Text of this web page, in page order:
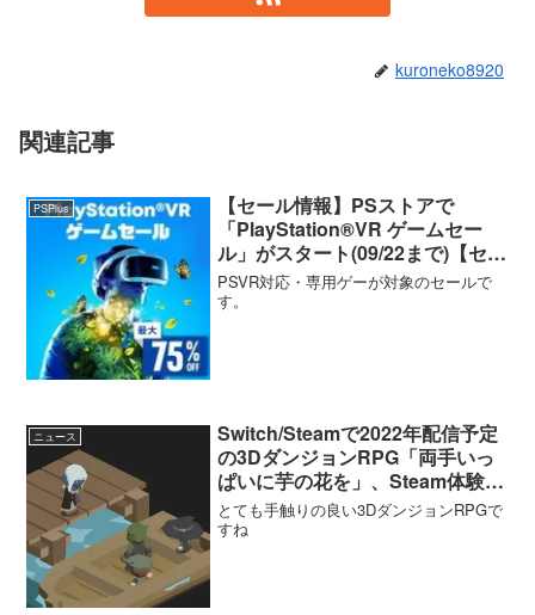
kuroneko8920
関連記事
PSPlus
【セール情報】PSストアで
「PlayStation®VR ゲームセー
ル」がスタート(09/22まで)【セー
ルタイトル一覧・ソート機能付
き】
PSVR対応・専用ゲーが対象のセールで
す。
ニュース
Switch/Steamで2022年配信予定
の3DダンジョンRPG「両手いっ
ぱいに芋の花を」、Steam体験版
が10/8まで配信中
とても手触りの良い3DダンジョンRPGで
すね